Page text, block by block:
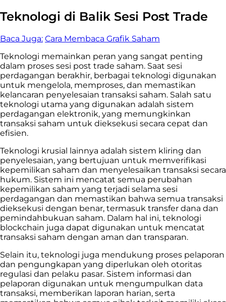
Teknologi di Balik Sesi Post Trade
Baca Juga: Cara Membaca Grafik Saham
Teknologi memainkan peran yang sangat penting
dalam proses sesi post trade saham. Saat sesi
perdagangan berakhir, berbagai teknologi digunakan
untuk mengelola, memproses, dan memastikan
kelancaran penyelesaian transaksi saham. Salah satu
teknologi utama yang digunakan adalah sistem
perdagangan elektronik, yang memungkinkan
transaksi saham untuk dieksekusi secara cepat dan
efisien.
Teknologi krusial lainnya adalah sistem kliring dan
penyelesaian, yang bertujuan untuk memverifikasi
kepemilikan saham dan menyelesaikan transaksi secara
hukum. Sistem ini mencatat semua perubahan
kepemilikan saham yang terjadi selama sesi
perdagangan dan memastikan bahwa semua transaksi
dieksekusi dengan benar, termasuk transfer dana dan
pemindahbukuan saham. Dalam hal ini, teknologi
blockchain juga dapat digunakan untuk mencatat
transaksi saham dengan aman dan transparan.
Selain itu, teknologi juga mendukung proses pelaporan
dan pengungkapan yang diperlukan oleh otoritas
regulasi dan pelaku pasar. Sistem informasi dan
pelaporan digunakan untuk mengumpulkan data
transaksi, memberikan laporan harian, serta